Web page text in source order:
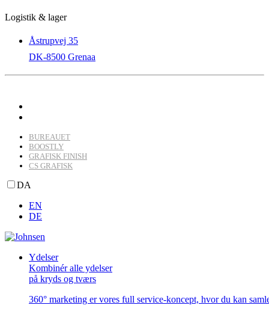
Logistik & lager
Åstrupvej 35
DK-8500 Grenaa
BUREAUET
BOOSTLY
GRAFISK FINISH
CS GRAFISK
DA
EN
DE
Ydelser
Kombinér alle ydelser
på kryds og tværs
360° marketing er vores full service-koncept, hvor du kan